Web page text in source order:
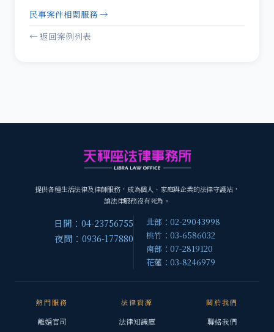
民事案件相關服務 →
← 返回案例列表
提供各種生活法律及律師服務，成為個人、家庭與企業的法律守護站，
讓法律服務沒有死角。
日間：04-23756755
夜間：0936-177880
北部：02-29043998
桃竹：03-6586032
南部：07-2819120
花蓮：03-8246979
熱門服務
離婚官司
法律資源
法律知識庫
關於我們
聯絡我們